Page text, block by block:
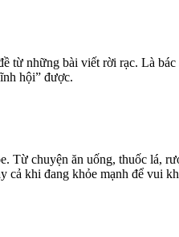
những bài viết rời rạc. Là
hội” được.
Từ chuyện ăn uống, thuốc
cả khi đang khỏe mạnh để vui